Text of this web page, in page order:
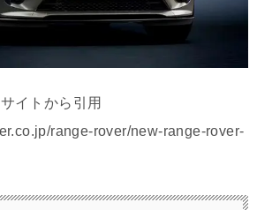
イトから引用
range-rover/new-range-rover-